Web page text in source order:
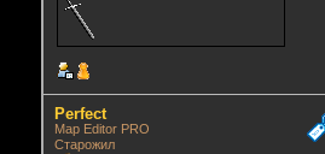
Perfect
Map Editor PRO
Старожил